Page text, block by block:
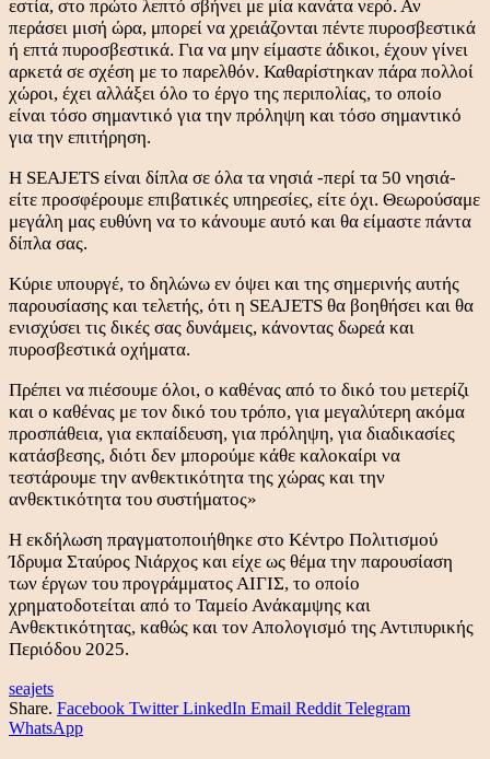
εστία, στο πρώτο λεπτό σβήνει με μία κανάτα νερό. Αν
περάσει μισή ώρα, μπορεί να χρειάζονται πέντε πυροσβεστικά
ή επτά πυροσβεστικά. Για να μην είμαστε άδικοι, έχουν γίνει
αρκετά σε σχέση με το παρελθόν. Καθαρίστηκαν πάρα πολλοί
χώροι, έχει αλλάξει όλο το έργο της περιπολίας, το οποίο
είναι τόσο σημαντικό για την πρόληψη και τόσο σημαντικό
για την επιτήρηση.
Η SEAJETS είναι δίπλα σε όλα τα νησιά -περί τα 50 νησιά-
είτε προσφέρουμε επιβατικές υπηρεσίες, είτε όχι. Θεωρούσαμε
μεγάλη μας ευθύνη να το κάνουμε αυτό και θα είμαστε πάντα
δίπλα σας.
Κύριε υπουργέ, το δηλώνω εν όψει και της σημερινής αυτής
παρουσίασης και τελετής, ότι η SEAJETS θα βοηθήσει και θα
ενισχύσει τις δικές σας δυνάμεις, κάνοντας δωρεά και
πυροσβεστικά οχήματα.
Πρέπει να πιέσουμε όλοι, ο καθένας από το δικό του μετερίζι
και ο καθένας με τον δικό του τρόπο, για μεγαλύτερη ακόμα
προσπάθεια, για εκπαίδευση, για πρόληψη, για διαδικασίες
κατάσβεσης, διότι δεν μπορούμε κάθε καλοκαίρι να
τεστάρουμε την ανθεκτικότητα της χώρας και την
ανθεκτικότητα του συστήματος»
Η εκδήλωση πραγματοποιήθηκε στο Κέντρο Πολιτισμού
Ίδρυμα Σταύρος Νιάρχος και είχε ως θέμα την παρουσίαση
των έργων του προγράμματος ΑΙΓΙΣ, το οποίο
χρηματοδοτείται από το Ταμείο Ανάκαμψης και
Ανθεκτικότητας, καθώς και τον Απολογισμό της Αντιπυρικής
Περιόδου 2025.
seajets
Share. Facebook Twitter LinkedIn Email Reddit Telegram
WhatsApp